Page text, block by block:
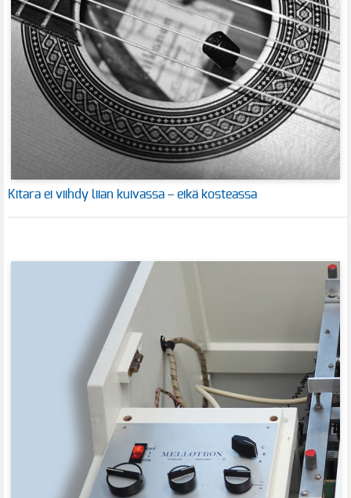
Kitara ei viihdy liian kuivassa – eikä kosteassa